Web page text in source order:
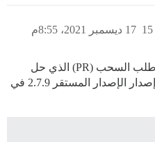
17 ديسمبر 2021، 8:55م 15
، تم دمج طلب السحب (PR) الذي حل
المشكلة في 12 يناير 21، حيث تم إصدار الإصدار المستقر 2.7.9 في